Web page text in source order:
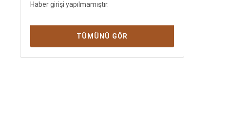
Haber girişi yapılmamıştır.
TÜMÜNÜ GÖR